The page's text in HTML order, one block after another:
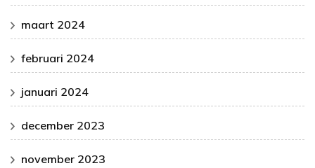
maart 2024
februari 2024
januari 2024
december 2023
november 2023